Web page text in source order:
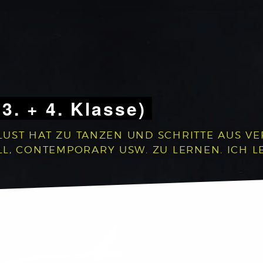
+ 4. Klasse)
HAT ZU TANZEN UND SCHRITTE AUS
CONTEMPORARY USW. ZU LERNEN. ICH